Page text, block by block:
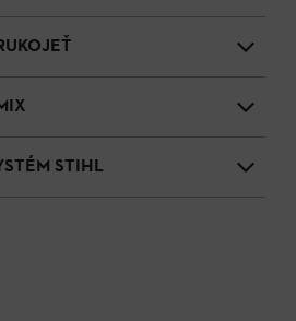
STIHL